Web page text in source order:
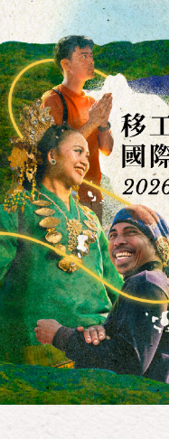
跳
至
主
要
內
容
Menu